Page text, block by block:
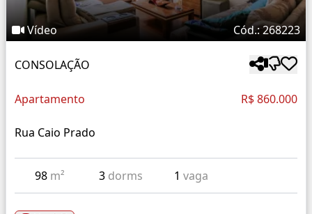
Vídeo Cód.: 268223
CONSOLAÇÃO
Apartamento R$ 860.000
Rua Caio Prado
98 m² 3 dorms 1vaga